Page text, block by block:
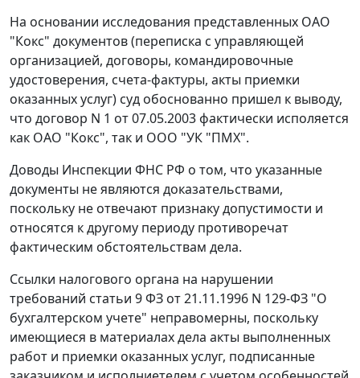
На основании исследования представленных ОАО
"Кокс" документов (переписка с управляющей
организацией, договоры, командировочные
удостоверения, счета-фактуры, акты приемки
оказанных услуг) суд обоснованно пришел к выводу,
что договор N 1 от 07.05.2003 фактически исполяется
как ОАО "Кокс", так и ООО "УК "ПМХ".
Доводы Инспекции ФНС РФ о том, что указанные
документы не являются доказательствами,
поскольку не отвечают признаку допустимости и
относятся к другому периоду противоречат
фактическим обстоятельствам дела.
Ссылки налогового органа на нарушении
требований статьи 9ФЗ от 21.11.1996 N 129-ФЗ "О
бухгалтерском учете" неправомерны, поскольку
имеющиеся в материалах дела акты выполненных
работ и приемки оказанных услуг, подписанные